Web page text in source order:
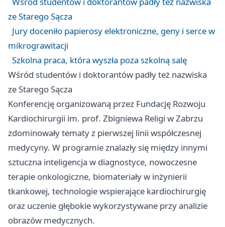
ze Starego Sącza
Jury doceniło papierosy elektroniczne, geny i serce w
mikrograwitacji
Szkolna praca, która wyszła poza szkolną salę
Wśród studentów i doktorantów padły też nazwiska
ze Starego Sącza
Konferencję organizowaną przez Fundację Rozwoju
Kardiochirurgii im. prof. Zbigniewa Religi wZabrzu
zdominowały tematy z pierwszej linii współczesnej
medycyny. W programie znalazły się między innymi
sztuczna inteligencja w diagnostyce, nowoczesne
terapie onkologiczne, biomateriały w inżynierii
tkankowej, technologie wspierające kardiochirurgię
oraz uczenie głębokie wykorzystywane przy analizie
obrazów medycznych.